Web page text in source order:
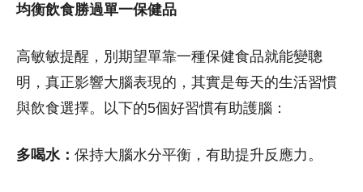
均衡飲食勝過單一保健品
高敏敏提醒，別期望單靠一種保健食品就能變聰
明，真正影響大腦表現的，其實是每天的生活習慣
與飲食選擇。以下的5個好習慣有助護腦：
多喝水： 保持大腦水分平衡，有助提升反應力。